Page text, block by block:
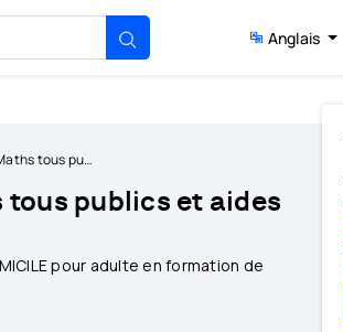
Anglais
aides aux devoirs
tous publics et aides
pour adulte en formation de